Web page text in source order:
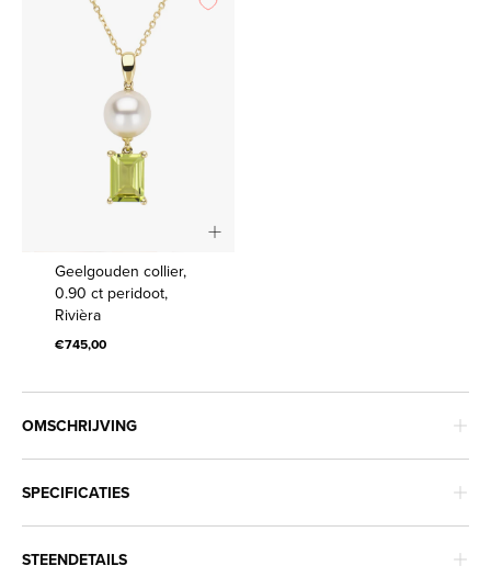
Geelgouden
collier,
Geelgouden collier,
0.90 ct peridoot,
Rivièra
€745,00
OMSCHRIJVING
SPECIFICATIES
STEENDETAILS